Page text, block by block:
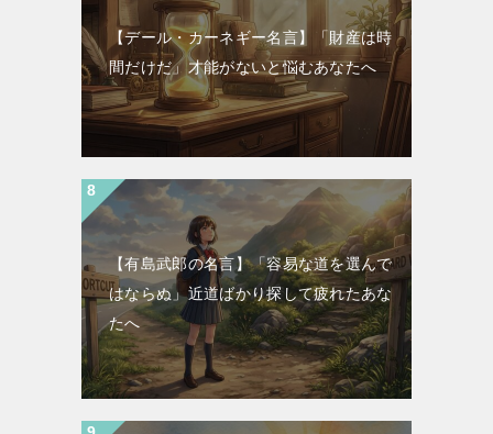
【デール・カーネギー名言】「財産は時
間だけだ」才能がないと悩むあなたへ
【有島武郎の名言】「容易な道を選んで
はならぬ」近道ばかり探して疲れたあな
たへ